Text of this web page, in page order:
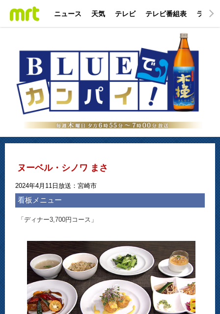
ニュース 天気 テレビ テレビ番組表 ラジオ
ヌーベル・シノワ まさ
2024年4月11日放送：宮崎市
看板メニュー
「ディナー3,700円コース」